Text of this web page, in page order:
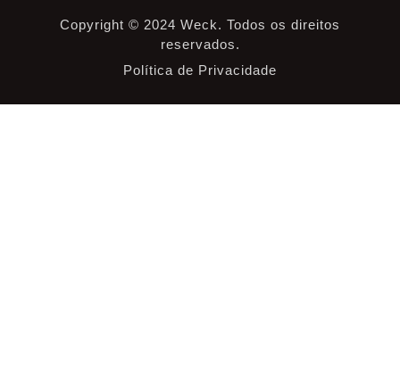
Copyright © 2024 Weck. Todos os direitos
reservados.
Política de Privacidade